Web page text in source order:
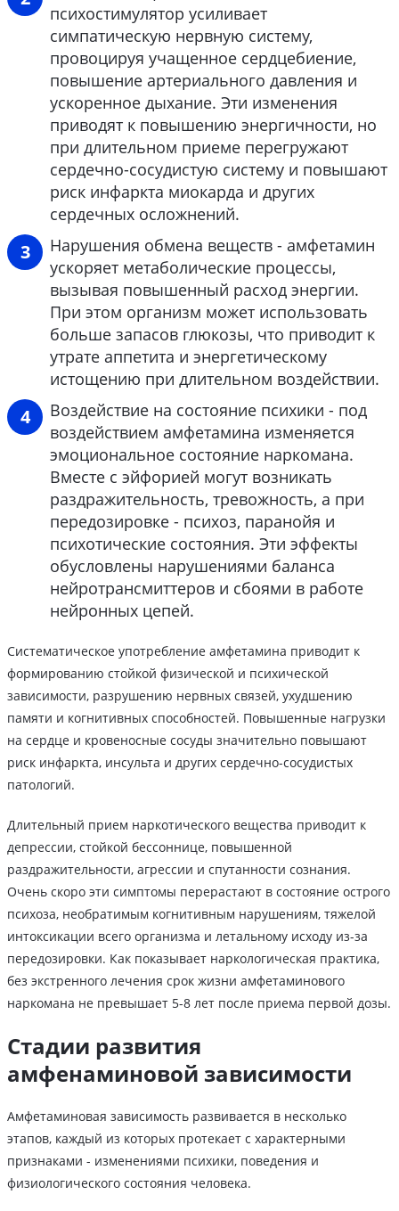
психостимулятор усиливает
симпатическую нервную систему,
провоцируя учащенное сердцебиение,
повышение артериального давления и
ускоренное дыхание. Эти изменения
приводят к повышению энергичности, но
при длительном приеме перегружают
сердечно-сосудистую систему и повышают
риск инфаркта миокарда и других
сердечных осложнений.
Нарушения обмена веществ - амфетамин
ускоряет метаболические процессы,
вызывая повышенный расход энергии.
При этом организм может использовать
больше запасов глюкозы, что приводит к
утрате аппетита и энергетическому
истощению при длительном воздействии.
Воздействие на состояние психики - под
воздействием амфетамина изменяется
эмоциональное состояние наркомана.
Вместе с эйфорией могут возникать
раздражительность, тревожность, а при
передозировке - психоз, паранойя и
психотические состояния. Эти эффекты
обусловлены нарушениями баланса
нейротрансмиттеров и сбоями в работе
нейронных цепей.
Систематическое употребление амфетамина приводит к
формированию стойкой физической и психической
зависимости, разрушению нервных связей, ухудшению
памяти и когнитивных способностей. Повышенные нагрузки
на сердце и кровеносные сосуды значительно повышают
риск инфаркта, инсульта и других сердечно-сосудистых
патологий.
Длительный прием наркотического вещества приводит к
депрессии, стойкой бессоннице, повышенной
раздражительности, агрессии и спутанности сознания.
Очень скоро эти симптомы перерастают в состояние острого
психоза, необратимым когнитивным нарушениям, тяжелой
интоксикации всего организма и летальному исходу из-за
передозировки. Как показывает наркологическая практика,
без экстренного лечения срок жизни амфетаминового
наркомана не превышает 5-8 лет после приема первой дозы.
Стадии развития
амфенаминовой зависимости
Амфетаминовая зависимость развивается в несколько
этапов, каждый из которых протекает с характерными
признаками - изменениями психики, поведения и
физиологического состояния человека.